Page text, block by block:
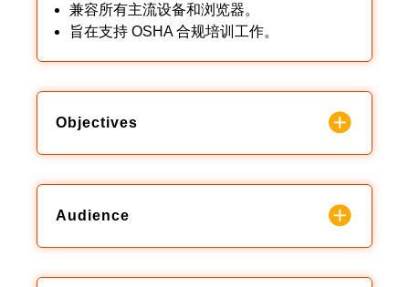
兼容所有主流设备和浏览器。
旨在支持 OSHA 合规培训工作。
Objectives
Audience